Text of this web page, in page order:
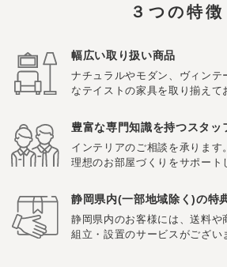
３つの特徴
幅広い取り扱い商品
ナチュラルやモダン、ヴィンテ
なテイストの家具を取り揃えて
豊富な専門知識を持つスタッ
インテリアのご相談を承ります。
理想のお部屋づくりをサポート
静岡県内(一部地域除く)の特
静岡県内のお客様には、送料や
組立・設置のサービスがござい